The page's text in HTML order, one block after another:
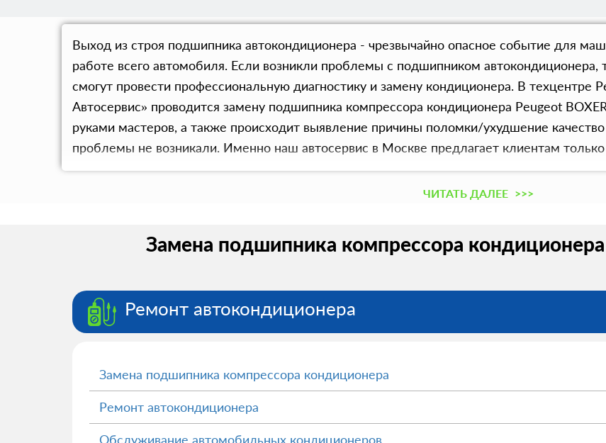
Выход из строя подшипника автокондиционера - чрезвычайно опасное событие для
работе всего автомобиля. Если возникли проблемы с подшипником автокондиционера,
смогут провести профессиональную диагностику и замену кондиционера. В
Автосервис» проводится замену подшипника компрессора кондиционера Peugeot
руками мастеров, а также происходит выявление причины поломки/ухудшение
проблемы не возникали. Именно наш автосервис в Москве предлагает клиентам
ЧИТАТЬ ДАЛЕЕ >>>
Замена подшипника компрессора
Ремонт автокондиционера
Замена подшипника компрессора кондиционера
Ремонт автокондиционера
Обслуживание автомобильных кондиционеров